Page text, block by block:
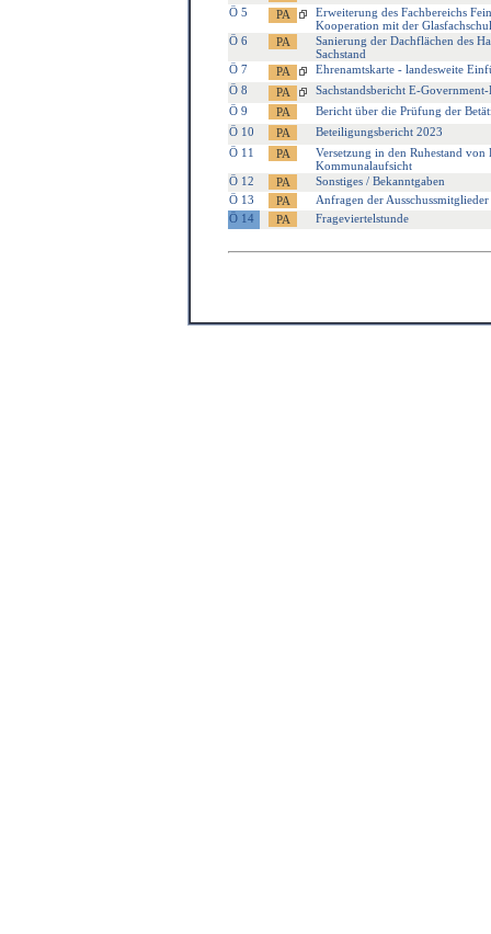
Ö 5
Erweiterung des Fachbereichs
Kooperation mit der
Ö 6
Sanierung der Dachflächen des
Sachstand
Ö 7
Ehrenamtskarte - landesweite
Ö 8
Sachstandsbericht E-
Ö 9
Bericht über die Prüfung der
Ö 10
Beteiligungsbericht 2023
Ö 11
Versetzung in den Ruhestand
Kommunalaufsicht
Ö 12
Sonstiges / Bekanntgaben
Ö 13
Anfragen der Ausschussmitglieder
Ö 14
Frageviertelstunde